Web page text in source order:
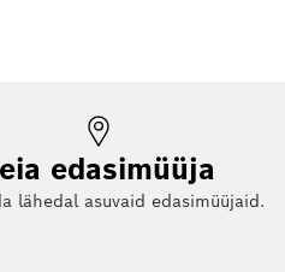
edasimüüja
lähedal asuvaid edasimüüjaid.